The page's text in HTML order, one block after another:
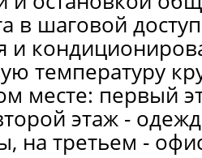
в шаговой
и
температуру
месте: первый
этаж -
на третьем -